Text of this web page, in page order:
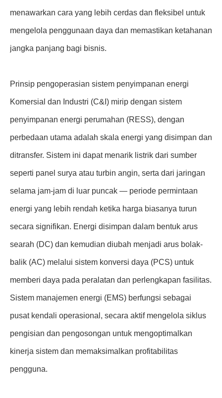
menawarkan cara yang lebih cerdas dan fleksibel untuk
mengelola penggunaan daya dan memastikan ketahanan
jangka panjang bagi bisnis.
Prinsip pengoperasian sistem penyimpanan energi
Komersial dan Industri (C&I) mirip dengan sistem
penyimpanan energi perumahan (RESS), dengan
perbedaan utama adalah skala energi yang disimpan dan
ditransfer. Sistem ini dapat menarik listrik dari sumber
seperti panel surya atau turbin angin, serta dari jaringan
selama jam-jam di luar puncak — periode permintaan
energi yang lebih rendah ketika harga biasanya turun
secara signifikan. Energi disimpan dalam bentuk arus
searah (DC) dan kemudian diubah menjadi arus bolak-
balik (AC) melalui sistem konversi daya (PCS) untuk
memberi daya pada peralatan dan perlengkapan fasilitas.
Sistem manajemen energi (EMS) berfungsi sebagai
pusat kendali operasional, secara aktif mengelola siklus
pengisian dan pengosongan untuk mengoptimalkan
kinerja sistem dan memaksimalkan profitabilitas
pengguna.